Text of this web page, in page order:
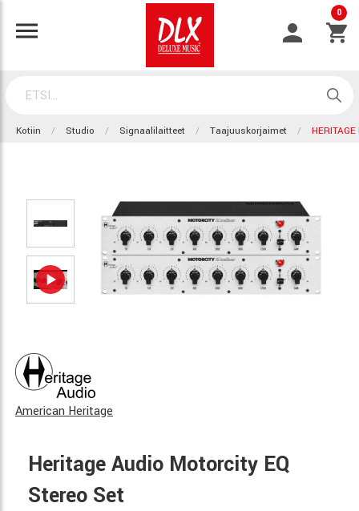
0
Kotiin Studio Signaalilaitteet Taajuuskorjaimet
American Heritage
Heritage Audio Motorcity EQ
Stereo Set